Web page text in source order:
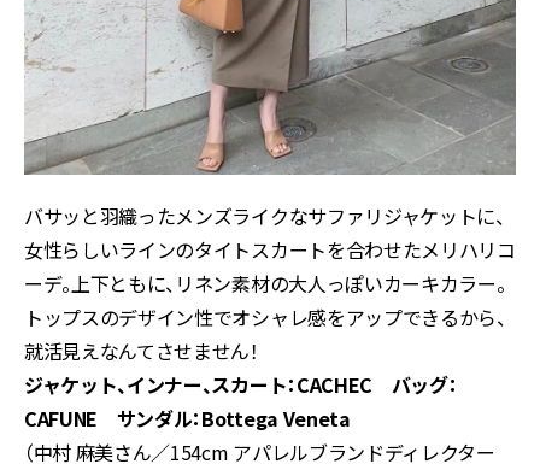
バサッと羽織ったメンズライクなサファリジャケットに、
女性らしいラインのタイトスカートを合わせたメリハリコ
ーデ。上下ともに、リネン素材の大人っぽいカーキカラー。
トップスのデザイン性でオシャレ感をアップできるから、
就活見えなんてさせません！
ジャケット、インナー、スカート：CACHEC バッグ：
CAFUNE サンダル：Bottega Veneta
（中村 麻美さん／154cm アパレルブランドディレクター